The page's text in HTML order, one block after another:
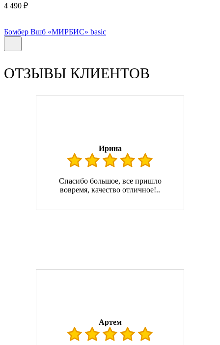
4 490 ₽
Бомбер Вшб «МИРБИС» basic
ОТЗЫВЫ КЛИЕНТОВ
Ирина
Спасибо большое, все пришло
вовремя, качество отличное!..
Артем